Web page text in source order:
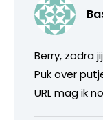
Berry, zodra
Puk over
URL mag ik